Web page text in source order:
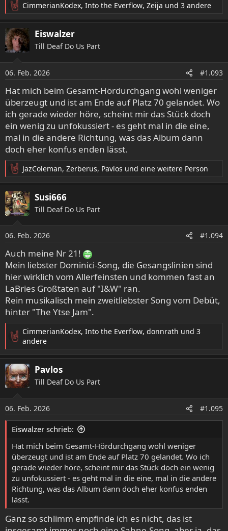
R
e
a
k
t
n
e
n
:
CimmerianKodex, Into the Everflow, Zeija und 3 andere
Eiswalzer
Till Deaf Do Us Part
06. Feb. 2026 #1.093
Hat mich beim Gesamt-Hördurchgang wohl weniger
überzeugt und ist am Ende auf Platz 70 gelandet. Wo
ich gerade wieder höre, scheint mir das Stück doch
ein wenig zu unfokussiert - es geht mal in die eine,
mal in die andere Richtung, was das Album dann
doch eher konfus enden lässt.
R
e
a
k
t
o
n
e
n
:
JazColeman, Zerberus, Pavlos und eine weitere Person
Susi666
Till Deaf Do Us Part
06. Feb. 2026 #1.094
Auch meine Nr 21!
Mein liebster Dominici-Song, die Gesangslinien sind
hier wirklich vom Allerfeinsten und kommen fast an
LaBries Großtaten auf "I&W" ran.
Rein musikalisch mein zweitliebster Song vom Debüt,
hinter "The Ytse Jam".
R
a
k
t
i
o
n
e
n
CimmerianKodex, Into the Everflow, donnrath und 3
andere
Pavlos
Till Deaf Do Us Part
06. Feb. 2026 #1.095
Eiswalzer schrieb:
Hat mich beim Gesamt-Hördurchgang wohl weniger
überzeugt und ist am Ende auf Platz 70 gelandet. Wo ich
gerade wieder höre, scheint mir das Stück doch ein wenig
zu unfokussiert - es geht mal in die eine, mal in die andere
Richtung, was das Album dann doch eher konfus enden
lässt.
Ganz so schlimm empfinde ich es nicht, das ist